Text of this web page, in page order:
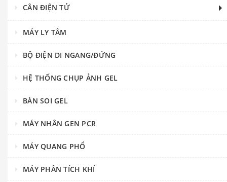
CÂN ĐIỆN TỬ
MÁY LY TÂM
BỘ ĐIỆN DI NGANG/ĐỨNG
HỆ THỐNG CHỤP ẢNH GEL
BÀN SOI GEL
MÁY NHÂN GEN PCR
MÁY QUANG PHỔ
MÁY PHÂN TÍCH KHÍ